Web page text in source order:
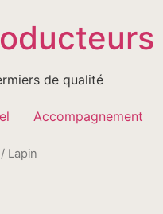
de qualité
Accompagnement
/ Lapin